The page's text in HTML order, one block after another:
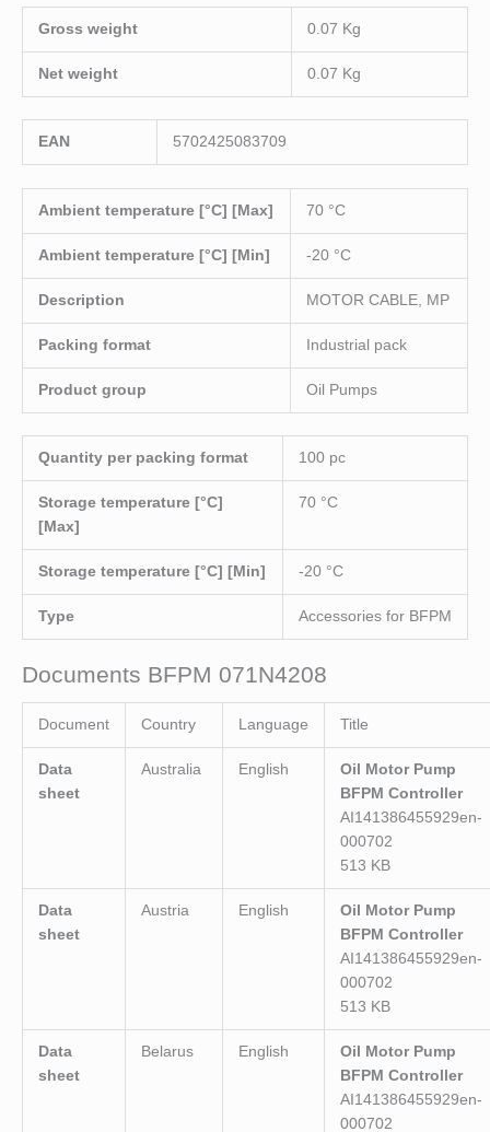
Gross weight 0.07 Kg
Net weight 0.07 Kg
EAN 5702425083709
Ambient temperature [°C] [Max] 70 °C
Ambient temperature [°C] [Min] -20 °C
Description MOTOR CABLE, MP
Packing format Industrial pack
Product group Oil Pumps
Quantity per packing format 100 pc
Storage temperature [°C]
[Max]
70 °C
Storage temperature [°C] [Min] -20 °C
Type Accessories for BFPM
Documents BFPM 071N4208
Document Country Language Title
Data
sheet
Australia English
Oil Motor Pump
BFPM Controller
AI141386455929en-
000702
513 KB
Data
sheet
Austria English
Oil Motor Pump
BFPM Controller
AI141386455929en-
000702
513 KB
Data
sheet
Belarus English
Oil Motor Pump
BFPM Controller
AI141386455929en-
000702